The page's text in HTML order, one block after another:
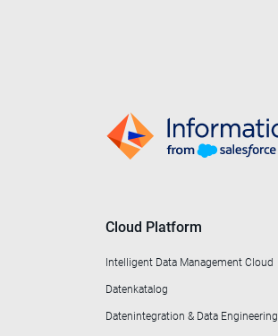
Cloud Platform
Intelligent Data Management Cloud
Datenkatalog
Datenintegration & Data Engineering